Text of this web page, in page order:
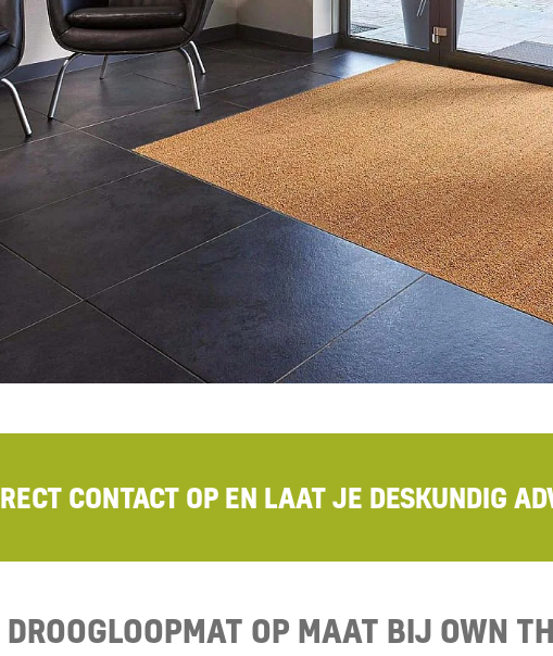
CONTACT OP EN LAAT JE DESKUNDIG
OP MAAT BIJ OWN